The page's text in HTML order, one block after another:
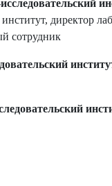
директор
сотрудник